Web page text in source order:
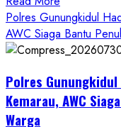
more
about
Dugaan
Masuk
Kerja
Polres Gunungkidul
AWC Siaga Bantu
Polres Gunungkidul
Kemarau, AWC
Warga